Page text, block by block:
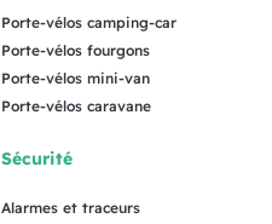
Porte-vélos camping-car
Porte-vélos fourgons
Porte-vélos mini-van
Porte-vélos caravane
Sécurité
Alarmes et traceurs